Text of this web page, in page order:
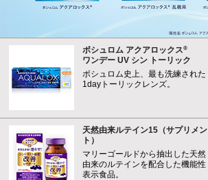
ボシュロム アクアロックス®
ワンデー UV シン トーリック
ボシュロム史上、最も洗練された
1dayトーリックレンズ。
天然由来ルテイン15（サプリメン
ト）
マリーゴールドから抽出した天然
由来のルテインを配合した機能性
表示食品。